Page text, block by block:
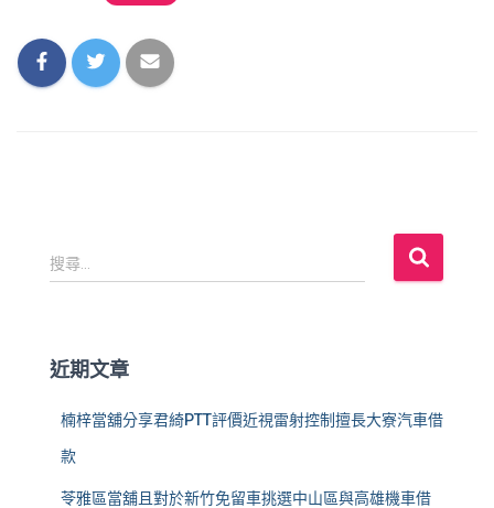
搜
尋
:
搜尋...
近期文章
楠梓當舖分享君綺PTT評價近視雷射控制擅長大寮汽車借
款
苓雅區當舖且對於新竹免留車挑選中山區與高雄機車借